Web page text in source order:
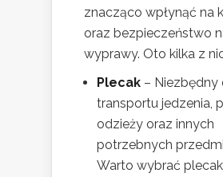
znacząco wpłynąć na
oraz bezpieczeństwo
wyprawy. Oto kilka z
Plecak – Niezbędny
transportu jedzenia,
odzieży oraz innych
potrzebnych
Warto wybrać plecak